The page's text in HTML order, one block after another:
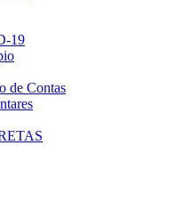
19
de Contas